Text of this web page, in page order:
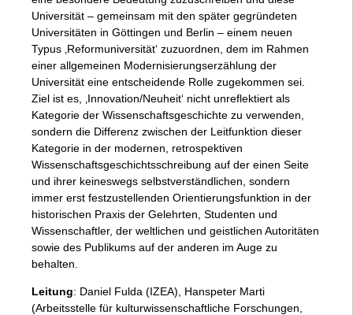
Universität – gemeinsam mit den später gegründeten
Universitäten in Göttingen und Berlin – einem neuen
Typus ‚Reformuniversität‘ zuzuordnen, dem im Rahmen
einer allgemeinen Modernisierungserzählung der
Universität eine entscheidende Rolle zugekommen sei.
Ziel ist es, ‚Innovation/Neu­heit‘ nicht unreflektiert als
Kategorie der Wissenschaftsgeschichte zu verwenden,
sondern die Differenz zwischen der Leitfunktion dieser
Kategorie in der modernen, retrospek­ti­ven
Wissenschaftsgeschichtsschreibung auf der einen Seite
und ihrer keineswegs selbstverständlichen, sondern
immer erst festzustellenden Orientierungsfunktion in der
historischen Praxis der Gelehrten, Studenten und
Wissenschaftler, der weltlichen und geistlichen Autoritäten
sowie des Publikums auf der anderen im Auge zu
behalten.
Leitung: Daniel Fulda (IZEA), Hanspeter Marti
(Arbeitsstelle für kulturwissenschaftliche Forschungen,